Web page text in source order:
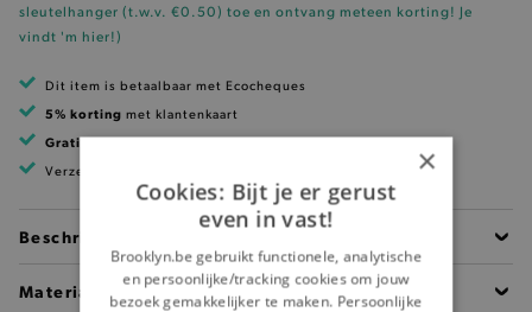
sleutelhanger (t.w.v. €0.50) toe en ontvang meteen korting! Je
vindt 'm hier!)
Dit item is betaalbaar met Ecocheques
5% korting met klantenkaart
Gratis verzendingvanaf 99 EUR
Verzending binnen 1 à 2 werkdagen
Beschrijving
Materiaal
×
Cookies: Bijt je er gerust
even in vast!
Brooklyn.be gebruikt functionele, analytische
en persoonlijke/tracking cookies om jouw
bezoek gemakkelijker te maken. Persoonlijke